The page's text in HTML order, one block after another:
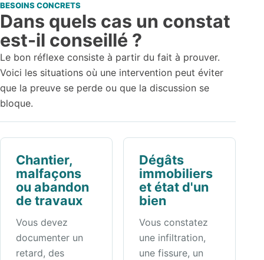
BESOINS CONCRETS
Dans quels cas un constat
est-il conseillé ?
Le bon réflexe consiste à partir du fait à prouver.
Voici les situations où une intervention peut éviter
que la preuve se perde ou que la discussion se
bloque.
Chantier,
malfaçons
ou abandon
de travaux
Vous devez
documenter un
retard, des
Dégâts
immobiliers
et état d'un
bien
Vous constatez
une infiltration,
une fissure, un